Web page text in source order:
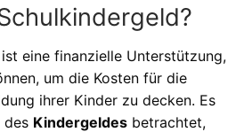
eine finanzielle Unterstützung,
um die Kosten für die
ihrer Kinder zu decken. Es
des Kindergeldes betrachtet,